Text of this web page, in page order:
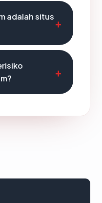
adalah situs